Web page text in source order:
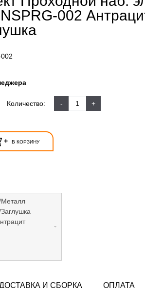
002
Количество: - +
+ В КОРЗИНУ
Металл
И СБОРКА ОПЛАТА